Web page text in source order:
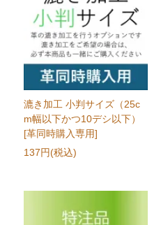
漉き加工 小判サイズ（25c
m幅以下かつ10デシ以下）
[革同時購入専用]
137円(税込)